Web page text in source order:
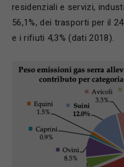
residenziali e servizi,
56,1%, dei trasporti per il
e i rifiuti 4,3% (dati 2018).